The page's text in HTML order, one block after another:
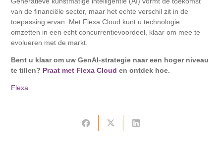
van de financiële sector, maar het echte verschil zit in de
toepassing ervan. Met Flexa Cloud kunt u technologie
omzetten in een echt concurrentievoordeel, klaar om mee te
evolueren met de markt.
Bent u klaar om uw GenAI-strategie naar een hoger niveau
te tillen? Praat met Flexa Clouden ontdek hoe.
Flexa